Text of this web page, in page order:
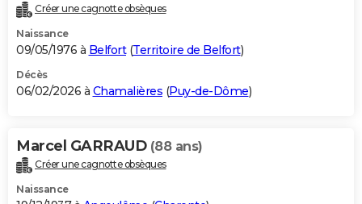
Créer une cagnotte obsèques
Naissance
09/05/1976 à Belfort(Territoire de Belfort)
Décès
06/02/2026 à Chamalières (Puy-de-Dôme)
Marcel GARRAUD (88 ans)
Créer une cagnotte obsèques
Naissance